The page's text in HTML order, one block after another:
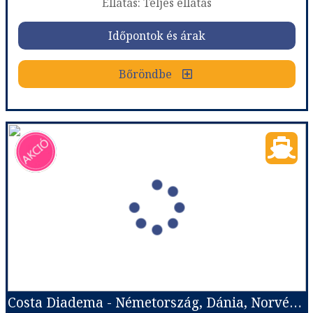
Időpontok és árak
Bőröndbe
Időpontok és árak
Bőröndbe
Costa Diadema - Németország, Dánia, Norvégia
Hajóutak
Észak-európai hajóutak
Utazás módja:Hajó
Ellátás:Teljes ellátás
Szálláskategória:Hajó kabin
Costa ár, The Interior (I1), 2 felnőtt
Időpont: 2026-08-28 | 7 éj Costa Diadema - Németország, Dánia, Norvégia